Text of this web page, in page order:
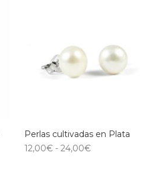
Perlas cultivadas en Plata
12,00€ - 24,00€